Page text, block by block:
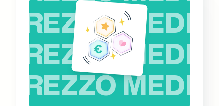
PREZZO MEDIO
PREZZO MEDIO
PREZZO MEDIO